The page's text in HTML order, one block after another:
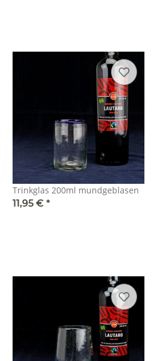
Trinkglas 200ml mundgeblasen
11,95 € *